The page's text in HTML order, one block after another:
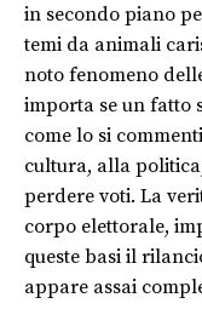
in secondo piano
temi da animali
noto fenomeno
importa se un fatto
come lo si
cultura, alla
perdere voti. La
corpo elettorale,
queste basi il
appare assai